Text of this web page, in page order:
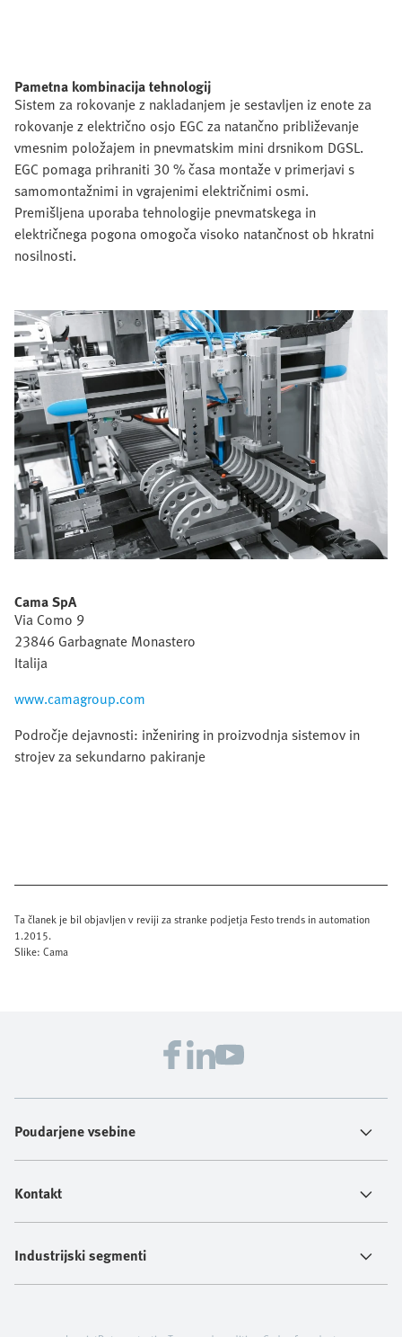
Pametna kombinacija tehnologij
Sistem za rokovanje z nakladanjem je sestavljen iz enote za
rokovanje z električno osjo EGC za natančno približevanje
vmesnim položajem in pnevmatskim mini drsnikom DGSL.
EGC pomaga prihraniti 30 % časa montaže v primerjavi s
samomontažnimi in vgrajenimi električnimi osmi.
Premišljena uporaba tehnologije pnevmatskega in
električnega pogona omogoča visoko natančnost ob hkratni
nosilnosti.
Cama SpA
Via Como 9
23846 Garbagnate Monastero
Italija
www.camagroup.com
Področje dejavnosti: inženiring in proizvodnja sistemov in
strojev za sekundarno pakiranje
Ta članek je bil objavljen v reviji za stranke podjetja Festo trends in automation
1.2015.
Slike: Cama
Poudarjene vsebine
Kontakt
Industrijski segmenti